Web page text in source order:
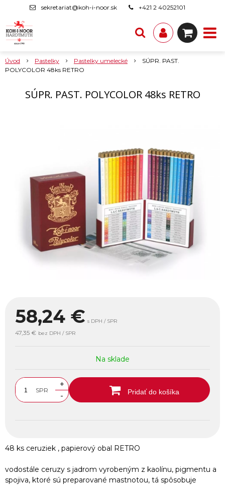
sekretariat@koh-i-noor.sk +421 2 40252101
Úvod Pastelky Pastelky umelecké
SÚPR. PAST.
POLYCOLOR 48ks RETRO
SÚPR. PAST. POLYCOLOR 48ks RETRO
58,24 € s DPH / SPR
47,35 € bez DPH / SPR
Na sklade
SPR
+
-
Pridať do košíka
48 ks ceruziek , papierový obal RETRO
vodostále ceruzy s jadrom vyrobeným z kaolínu, pigmentu a
spojiva, ktoré sú preparované mastnotou, tá spôsobuje